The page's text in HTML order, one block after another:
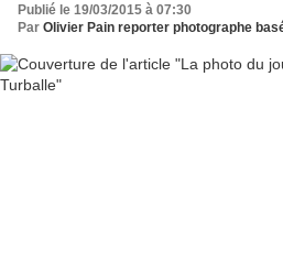
Publié le 19/03/2015 à 07:30
Par Olivier Pain reporter photographe